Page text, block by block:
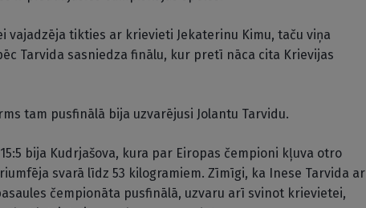
vajadzēja tikties ar krievieti Jekaterinu Kimu, taču viņa
Tarvida sasniedza finālu, kur pretī nāca cita Krievijas
tam pusfinālā bija uzvarējusi Jolantu Tarvidu.
bija Kudrjašova, kura par Eiropas čempioni kļuva otro
svarā līdz 53 kilogramiem. Zīmīgi, ka Inese Tarvida ar
čempionāta pusfinālā, uzvaru arī svinot krievietei,